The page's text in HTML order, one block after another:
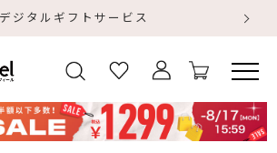
デジタルギフトサービス